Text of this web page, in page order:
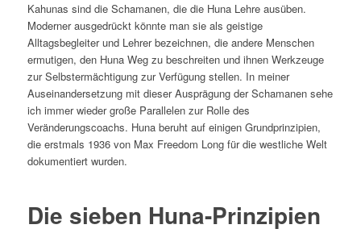
Kahunas sind die Schamanen, die die Huna Lehre ausüben.
Moderner ausgedrückt könnte man sie als geistige
Alltagsbegleiter und Lehrer bezeichnen, die andere Menschen
ermutigen, den Huna Weg zu beschreiten und ihnen Werkzeuge
zur Selbstermächtigung zur Verfügung stellen. In meiner
Auseinandersetzung mit dieser Ausprägung der Schamanen sehe
ich immer wieder große Parallelen zur Rolle des
Veränderungscoachs. Huna beruht auf einigen Grundprinzipien,
die erstmals 1936 von Max Freedom Long für die westliche Welt
dokumentiert wurden.
Die sieben Huna-Prinzipien